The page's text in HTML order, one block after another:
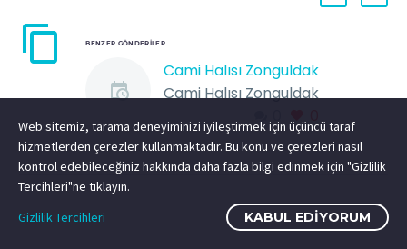
BENZER GÖNDERILER
Cami Halısı Zonguldak
Cami Halısı Zonguldak
Halı Markası Metropol
Cami Halısı 100/100
halısı Cami Halısı
Zonguldak…
Web sitemiz, tarama deneyiminizi iyileştirmek için üçüncü taraf
hizmetlerden çerezler kullanmaktadır. Bu konu ve çerezleri nasıl
kontrol edebileceğiniz hakkında daha fazla bilgi edinmek için "Gizlilik
Tercihleri"ne tıklayın.
Gizlilik Tercihleri
KABUL EDIYORUM